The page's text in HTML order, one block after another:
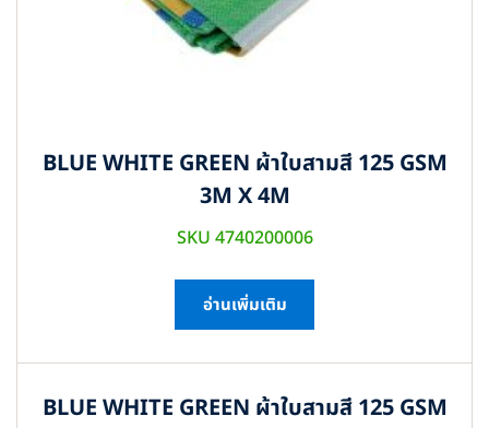
BLUE WHITE GREEN ผ้าใบสามสี 125 GSM
3M X 4M
SKU 4740200006
อ่านเพิ่มเติม
BLUE WHITE GREEN ผ้าใบสามสี 125 GSM